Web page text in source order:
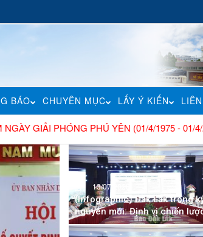
BÁO CHUYÊN MỤC LẤY Ý KIẾN
PHÚ YÊN (01/4/1975 - 01/4/2026)|
13/07/2026
(Infographic) Đắk Lắk trong
nguyên mới: Định vị chiến